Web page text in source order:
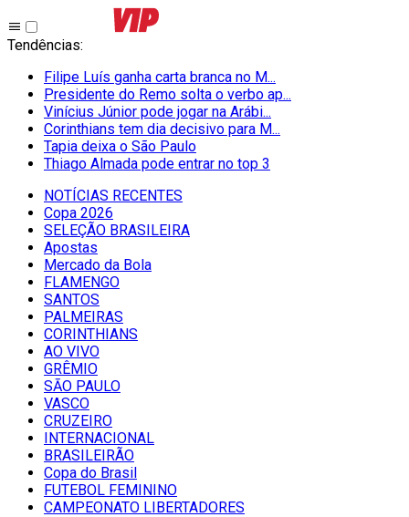
Tendências:
Filipe Luís ganha carta branca no M...
Presidente do Remo solta o verbo ap...
Vinícius Júnior pode jogar na Arábi...
Corinthians tem dia decisivo para M...
Tapia deixa o São Paulo
Thiago Almada pode entrar no top 3
NOTÍCIAS RECENTES
Copa 2026
SELEÇÃO BRASILEIRA
Apostas
Mercado da Bola
FLAMENGO
SANTOS
PALMEIRAS
CORINTHIANS
AO VIVO
GRÊMIO
SĀO PAULO
VASCO
CRUZEIRO
INTERNACIONAL
BRASILEIRÃO
Copa do Brasil
FUTEBOL FEMININO
CAMPEONATO LIBERTADORES